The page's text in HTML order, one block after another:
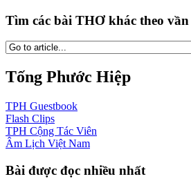
Tìm các bài THƠ khác theo
Tống Phước Hiệp
TPH Guestbook
Flash Clips
TPH Cộng Tác Viên
Âm Lịch Việt Nam
Bài được đọc nhiều nhất